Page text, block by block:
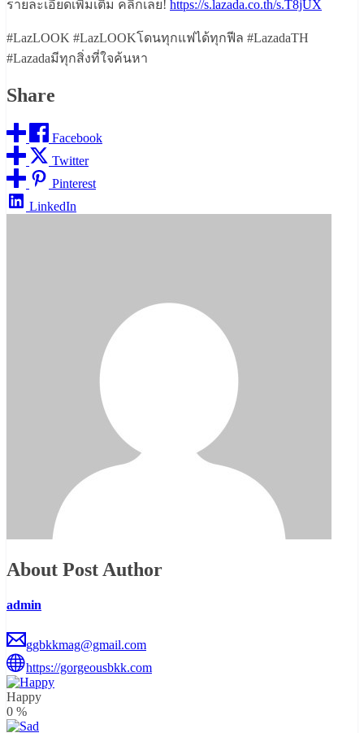
รายละเอียดเพิ่มเติม คลิกเลย! https://s.lazada.co.th/s.T8jUX
#LazLOOK #LazLOOKโดนทุกแฟได้ทุกฟีล #LazadaTH
#Lazadaมีทุกสิ่งที่ใจค้นหา
Share
Facebook
Twitter
Pinterest
LinkedIn
About Post Author
admin
ggbkkmag@gmail.com
https://gorgeousbkk.com
Happy
0 %